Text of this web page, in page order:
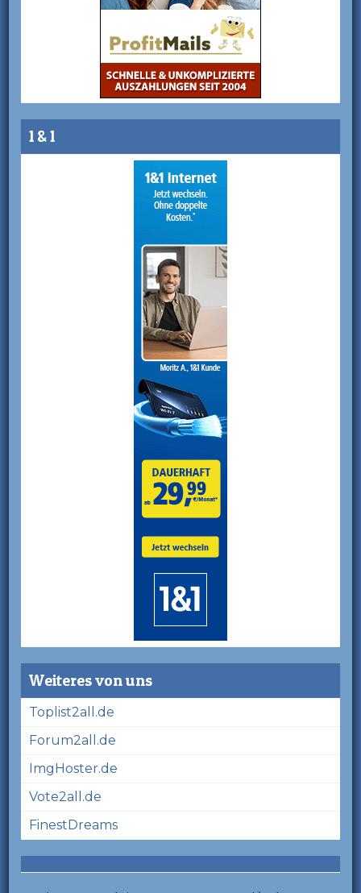
1 & 1
Weiteres von uns
Toplist2all.de
Forum2all.de
ImgHoster.de
Vote2all.de
FinestDreams